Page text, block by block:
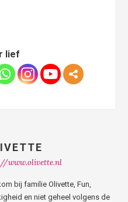
lief
www.olivette.nl
bij familie Olivette, Fun,
en niet geheel volgens de